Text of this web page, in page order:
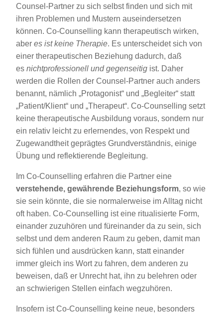
Counsel-Partner zu sich selbst finden und sich mit
ihren Problemen und Mustern auseindersetzen
können. Co-Counselling kann therapeutisch wirken,
aber es ist keine Therapie. Es unterscheidet sich von
einer therapeutischen Beziehung dadurch, daß
es nichtprofessionell und gegenseitig ist. Daher
werden die Rollen der Counsel-Partner auch anders
benannt, nämlich „Protagonist“ und „Begleiter“ statt
„Patient/Klient“ und „Therapeut“. Co-Counselling setzt
keine therapeutische Ausbildung voraus, sondern nur
ein relativ leicht zu erlernendes, von Respekt und
Zugewandtheit geprägtes Grundverständnis, einige
Übung und reflektierende Begleitung.
Im Co-Counselling erfahren die Partner eine
verstehende, gewährende Beziehungsform, so wie
sie sein könnte, die sie normalerweise im Alltag nicht
oft haben. Co-Counselling ist eine ritualisierte Form,
einander zuzuhören und füreinander da zu sein, sich
selbst und dem anderen Raum zu geben, damit man
sich fühlen und ausdrücken kann, statt einander
immer gleich ins Wort zu fahren, dem anderen zu
beweisen, daß er Unrecht hat, ihn zu belehren oder
an schwierigen Stellen einfach wegzuhören.
Insofern ist Co-Counselling keine neue, besonders